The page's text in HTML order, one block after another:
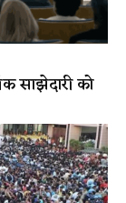
साझेदारी को